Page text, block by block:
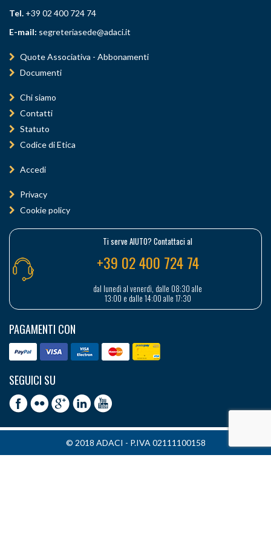
Tel. +39 02 400 724 74
E-mail: segreteriasede@adaci.it
Quote Associativa - Abbonamenti
Documenti
Chi siamo
Contatti
Statuto
Codice di Etica
Accedi
Privacy
Cookie policy
Ti serve AIUTO? Contattaci al
+39 02 400 724 74
dal lunedì al venerdì, dalle 08:30 alle
13:00 e dalle 14:00 alle 17:30
PAGAMENTI CON
SEGUICI SU
© 2018 ADACI - P.IVA 02111100158